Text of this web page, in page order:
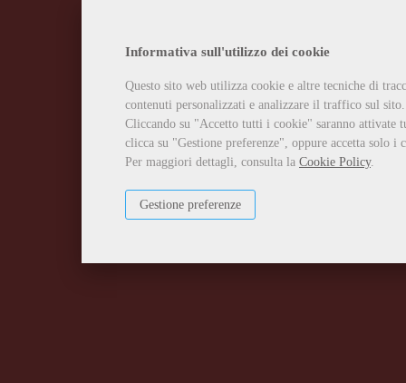
Informativa sull'utilizzo dei cookie
Questo sito web utilizza cookie e altre tecniche di
contenuti personalizzati e analizzare il traffico sul sito.
Cliccando su "Accetto tutti i cookie" saranno attivate
clicca su "Gestione preferenze", oppure accetta solo
Per maggiori dettagli, consulta la Cookie Policy.
Gestione preferenze